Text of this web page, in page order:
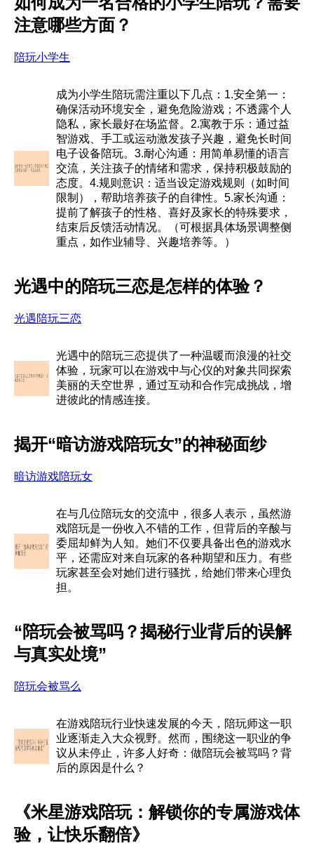
注意哪些方面？
陪玩小学生
成为小学生陪玩需注重以下几点：1.安全第一：
确保活动环境安全，避免危险游戏；不透露个人
隐私，家长最好在场监督。2.寓教于乐：通过益
智游戏、手工或运动激发孩子兴趣，避免长时间
电子设备陪玩。3.耐心沟通：用简单易懂的语言
交流，关注孩子的情绪和需求，保持积极鼓励的
态度。4.规则意识：适当设定游戏规则（如时间
限制），帮助培养孩子的自律性。5.家长沟通：
提前了解孩子的性格、喜好及家长的特殊要求，
结束后反馈活动情况。（可根据具体场景调整侧
重点，如作业辅导、兴趣培养等。）
光遇中的陪玩三恋是怎样的体验？
光遇陪玩三恋
光遇中的陪玩三恋提供了一种温暖而浪漫的社交
体验，玩家可以在游戏中与心仪的对象共同探索
美丽的天空世界，通过互动和合作完成挑战，增
进彼此的情感连接。
揭开“暗访游戏陪玩女”的神秘面纱
暗访游戏陪玩女
在与几位陪玩女的交流中，很多人表示，虽然游
戏陪玩是一份收入不错的工作，但背后的辛酸与
委屈却鲜为人知。她们不仅要具备出色的游戏水
平，还需应对来自玩家的各种期望和压力。有些
玩家甚至会对她们进行骚扰，给她们带来心理负
担。
“陪玩会被骂吗？揭秘行业背后的误解
与真实处境”
陪玩会被骂么
在游戏陪玩行业快速发展的今天，陪玩师这一职
业逐渐走入大众视野。然而，围绕这一职业的争
议从未停止，许多人好奇：做陪玩会被骂吗？背
后的原因是什么？
《米星游戏陪玩：解锁你的专属游戏体
验，让快乐翻倍》